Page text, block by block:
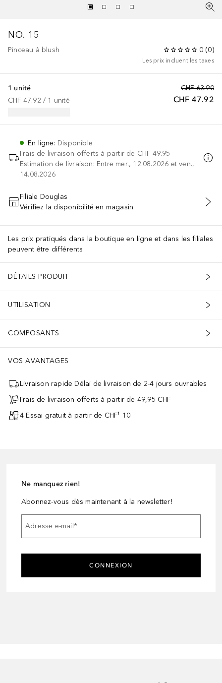
NO. 15
Pinceau à blush 0 (0)
Les prix incluent les taxes
CHF 63.90
CHF 47.92
1 unité
CHF 47.92 / 1 unité
En ligne: Disponible
Frais de livraison offerts à partir de CHF 49.95
Estimation de livraison: Entre mer., 12.08.2026 et ven.,
14.08.2026
AJOUTER AU PANIER
Filiale Douglas
Vérifiez la disponibilité en magasin
Les prix pratiqués dans la boutique en ligne et dans les filiales
peuvent être différents
DÉTAILS PRODUIT
UTILISATION
COMPOSANTS
VOS AVANTAGES
Livraison rapide Délai de livraison de 2-4 jours ouvrables
Frais de livraison offerts à partir de 49,95 CHF
4 Essai gratuit à partir de CHF¹ 10
Ne manquez rien!
Abonnez-vous dès maintenant à la newsletter!
Adresse e-mail*
CONNEXION